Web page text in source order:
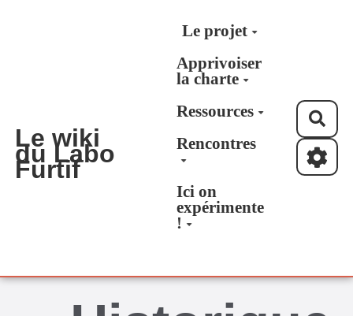
Aller au contenu principal
Le wiki
du Labo
Furtif
Le projet
Apprivoiser
la charte
Ressources
Rencontres
Ici on
expérimente
!